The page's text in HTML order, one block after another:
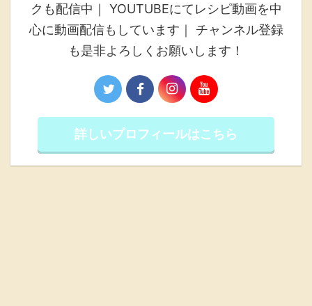
クも配信中｜ YOUTUBEにてレシピ動画を中
心に動画配信もしています｜ チャンネル登録
も是非よろしくお願いします！
詳しいプロフィールはこちら